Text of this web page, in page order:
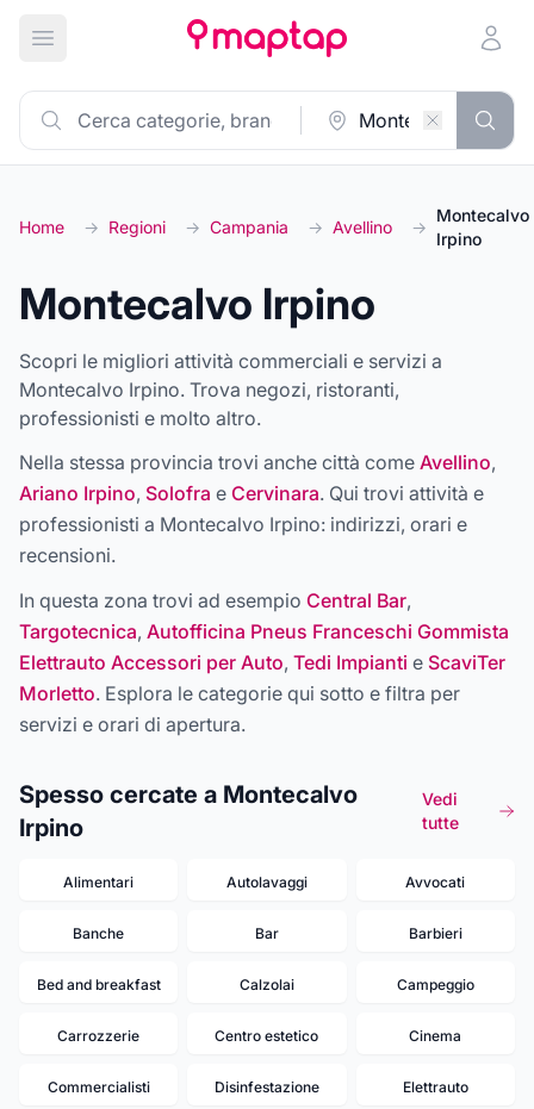
Apri menu principale
Home → Regioni → Campania → Avellino →
Montecalvo
Irpino
Montecalvo Irpino
Scopri le migliori attività commerciali e servizi a
Montecalvo Irpino. Trova negozi, ristoranti,
professionisti e molto altro.
Nella stessa provincia trovi anche città come Avellino,
Ariano Irpino, Solofra e Cervinara. Qui trovi attività e
professionisti a Montecalvo Irpino: indirizzi, orari e
recensioni.
In questa zona trovi ad esempio Central Bar,
Targotecnica, Autofficina Pneus Franceschi Gommista
Elettrauto Accessori per Auto, Tedi Impianti e ScaviTer
Morletto. Esplora le categorie qui sotto e filtra per
servizi e orari di apertura.
Spesso cercate a Montecalvo
Irpino
Vedi
tutte
Alimentari Autolavaggi Avvocati
Banche Bar Barbieri
Bed and breakfast Calzolai Campeggio
Carrozzerie Centro estetico Cinema
Commercialisti Disinfestazione Elettrauto